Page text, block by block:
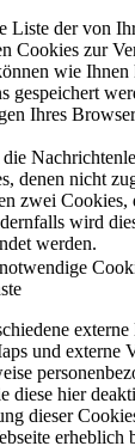
Liste der von
Cookies zur
wie
gespeichert
Ihres
denen nicht
zwei Cookies,
wird
werden.
und externe
diese hier
dieser